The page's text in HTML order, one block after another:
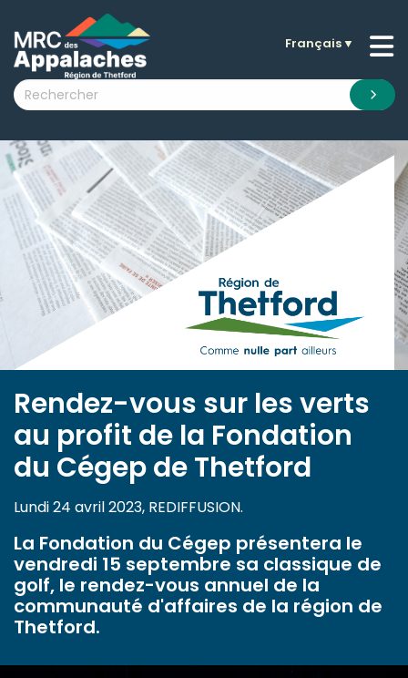
submenu (La MRC )
submenu (Citoyens )
submenu (Visiteurs )
submenu (Nouvelles )
submenu (Documentation )
Français▼
Rendez-vous sur les verts
au profit de la Fondation
du Cégep de Thetford
Lundi 24 avril 2023, REDIFFUSION.
La Fondation du Cégep présentera le
vendredi 15 septembre sa classique de
golf, le rendez-vous annuel de la
communauté d'affaires de la région de
Thetford.